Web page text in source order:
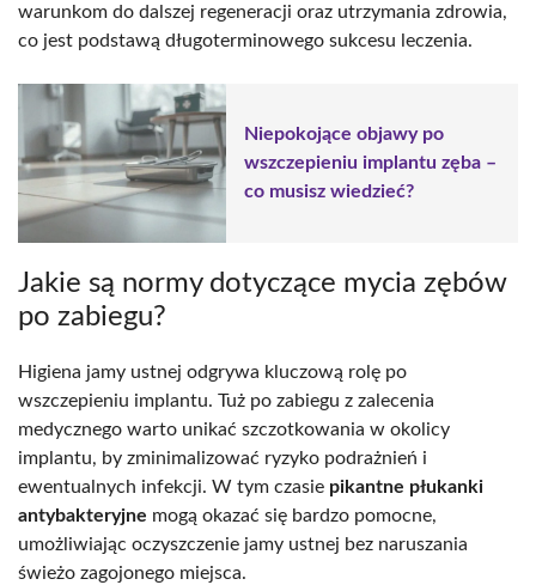
warunkom do dalszej regeneracji oraz utrzymania zdrowia,
co jest podstawą długoterminowego sukcesu leczenia.
Niepokojące objawy po
wszczepieniu implantu zęba –
co musisz wiedzieć?
Jakie są normy dotyczące mycia zębów
po zabiegu?
Higiena jamy ustnej odgrywa kluczową rolę po
wszczepieniu implantu. Tuż po zabiegu z zalecenia
medycznego warto unikać szczotkowania w okolicy
implantu, by zminimalizować ryzyko podrażnień i
ewentualnych infekcji. W tym czasie pikantne płukanki
antybakteryjne mogą okazać się bardzo pomocne,
umożliwiając oczyszczenie jamy ustnej bez naruszania
świeżo zagojonego miejsca.